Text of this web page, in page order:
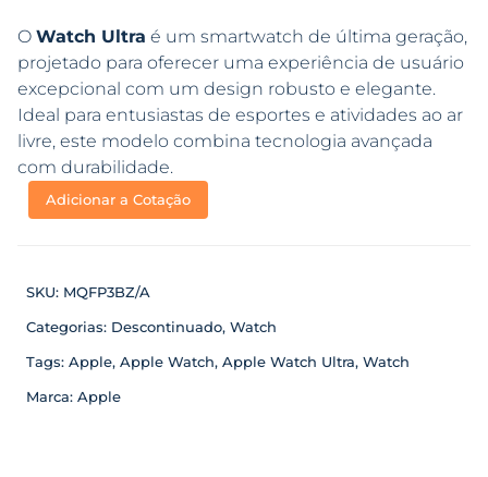
O Watch Ultra é um smartwatch de última geração,
projetado para oferecer uma experiência de usuário
excepcional com um design robusto e elegante.
Ideal para entusiastas de esportes e atividades ao ar
livre, este modelo combina tecnologia avançada
com durabilidade.
Adicionar a Cotação
SKU: MQFP3BZ/A
Categorias: Descontinuado, Watch
Tags: Apple, Apple Watch, Apple Watch Ultra, Watch
Marca: Apple